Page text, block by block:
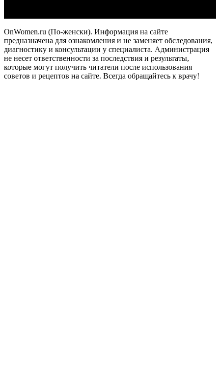
OnWomen.ru (По-женски). Информация на сайте
предназначена для ознакомления и не заменяет обследования,
диагностику и консультации у специалиста. Администрация
не несет ответственности за последствия и результаты,
которые могут получить читатели после использования
советов и рецептов на сайте. Всегда обращайтесь к врачу!